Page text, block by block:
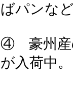
ばパンな
④ 豪州産
が入荷中。